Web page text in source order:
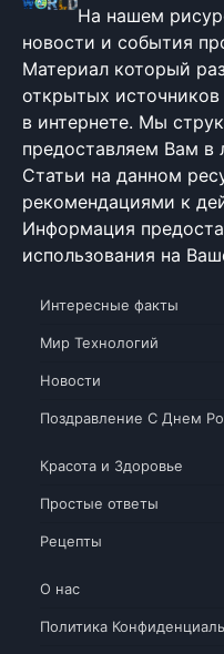
На нашем
новости и события
Материал который
открытых
в интернете. Мы
предоставляем Вам в
Статьи на данном
рекомендациями к
Информация
использования на
Интересные факты
Мир Технологий
Новости
Поздравление С Днем
Красота и Здоровье
Простые ответы
Рецепты
О нас
Политика